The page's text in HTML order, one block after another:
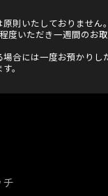
則いたしておりません。
度いただき一週間のお
合には一度お預かりし
。
チ